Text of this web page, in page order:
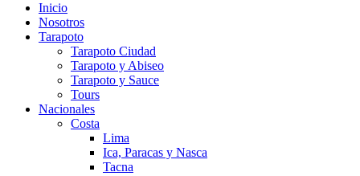
Inicio
Nosotros
Tarapoto
Tarapoto Ciudad
Tarapoto y Abiseo
Tarapoto y Sauce
Tours
Nacionales
Costa
Lima
Ica, Paracas y Nasca
Tacna